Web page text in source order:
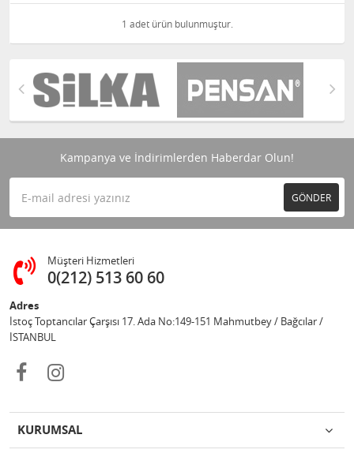
1 adet ürün bulunmuştur.
Kampanya ve İndirimlerden Haberdar Olun!
GÖNDER
Müşteri Hizmetleri
0(212) 513 60 60
Adres
İstoç Toptancılar Çarşısı 17. Ada No:149-151 Mahmutbey / Bağcılar /
İSTANBUL
KURUMSAL